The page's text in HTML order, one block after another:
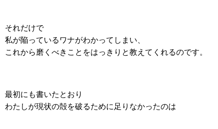
それだけで
私が陥っているワナがわかってしまい、
これから磨くべきことをはっきりと教えてくれるのです。
最初にも書いたとおり
わたしが現状の殻を破るために足りなかったのは